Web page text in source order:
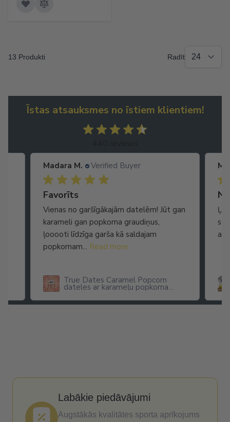
13 Produkti Radīt
Īstas atsauksmes no īstiem klientiem!
Madara M. Verified Buyer
Favorīts
Vienas no garšīgākajām datelēm! Jūt gan
karameli gan popkorna graudiņus,
ļooooti līdzīga garša kā saldajam
popkornam... Read more
True Dates Caramel Popcorn
dateles ar karameļu popkorna
arī
Labākie piedāvājumi
Augstākās kvalitātes sporta aprīkojums